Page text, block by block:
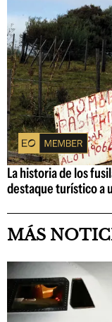
La historia de los
destaque turístico a
MÁS